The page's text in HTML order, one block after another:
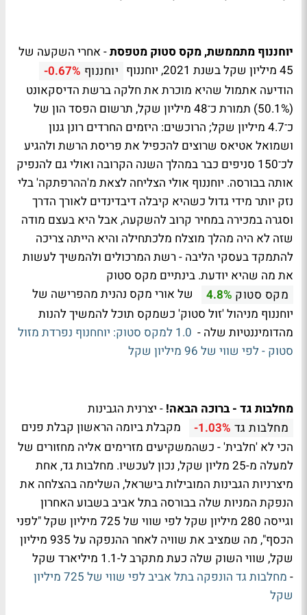
יוחננוף מתממשת, מקס סטוק מטפסת- אחרי השקעה של
45 מיליון שקל בשנת 2021, יוחננוף
יוחננוף -0.67%
הודיעה אתמול שהיא מוכרת את חלקה ברשת הדיסקאונט
(50.1%) תמורת כ־48 מיליון שקל, תרשום הפסד הון של
כ־4.7 מיליון שקל; הרוכשים: היזמים החרדים רונן גנון
ושמואל אטיאס שרוצים להכפיל את פריסת הרשת ולהגיע
לכ־150 סניפים כבר במהלך השנה הקרובה ואולי גם להנפיק
אותה בבורסה. יוחננוף אולי הצליחה לצאת מ'ההרפתקה' בלי
נזק יותר מידי גדול כשהיא קיבלה דיבדינדים לאורך הדרך
וסגרה במכירה במחיר קרוב להשקעה, אבל היא בעצם מודה
שזה לא היה מהלך מוצלח מלכתחילה והיא הייתה צריכה
להתמקד בעסקי הליבה - רשת המרכולים ולהמשיך לעשות
את מה שהיא יודעת. בינתיים מקס סטוק
מקס סטוק 4.8%
של אורי מקס נהנית מהפרישה של
יוחננוף מניהול 'זול סטוק' כשמקס תוכל להמשיך להנות
מהדומיננטיות שלה -
1.0 למקס סטוק: יוחחנוף נפרדת מזול
סטוק - לפי שווי של 96 מיליון שקל
מחלבות גד - ברוכה הבאה! - יצרנית הגבינות
מחלבות גד -1.03%
מקבלת ביומה הראשון קבלת פנים
הכי לא 'חלבית' - כשהמשקיעים מזרימים אליה מחזורים של
למעלה מ-25 מליון שקל, נכון לעכשיו. מחלבות גד, אחת
מיצרניות הגבינות המובילות בישראל, השלימה בהצלחה את
הנפקת המניות שלה בבורסה בתל אביב בשבוע האחרון
וגייסה 280 מיליון שקל לפי שווי של 725 מיליון שקל "לפני
הכסף", מה שמציב את שוויה לאחר ההנפקה על 935 מיליון
שקל, שווי השוק שלה כעת מתקרב ל-1.1 מיליארד שקל
-
מחלבות גד הונפקה בתל אביב לפי שווי של 725 מיליון
שקל